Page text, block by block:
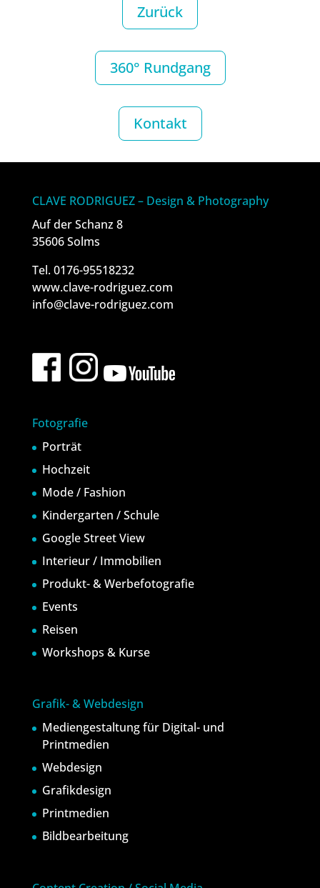
Zurück
360° Rundgang
Kontakt
CLAVE RODRIGUEZ – Design & Photography
Auf der Schanz 8
35606 Solms
Tel. 0176-95518232
www.clave-rodriguez.com
info@clave-rodriguez.com
Fotografie
Porträt
Hochzeit
Mode / Fashion
Kindergarten / Schule
Google Street View
Interieur / Immobilien
Produkt- & Werbefotografie
Events
Reisen
Workshops & Kurse
Grafik- & Webdesign
Mediengestaltung für Digital- und
Printmedien
Webdesign
Grafikdesign
Printmedien
Bildbearbeitung